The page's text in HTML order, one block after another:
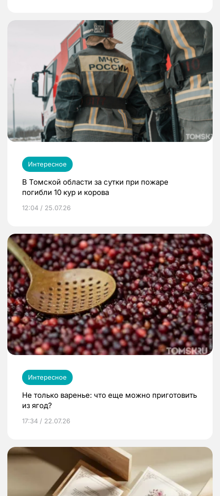
Интересное
В Томской области за сутки при пожаре
погибли 10 кур и корова
12:04 / 25.07.26
Интересное
Не только варенье: что еще можно приготовить
из ягод?
17:34 / 22.07.26